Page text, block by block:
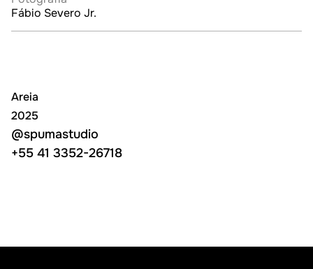
Fábio Severo Jr.
Areia
2025
@spumastudio
@spumastudio
+55 41 3352-26718